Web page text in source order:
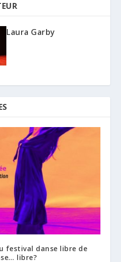
Laura Garby
festival danse libre de
libre?